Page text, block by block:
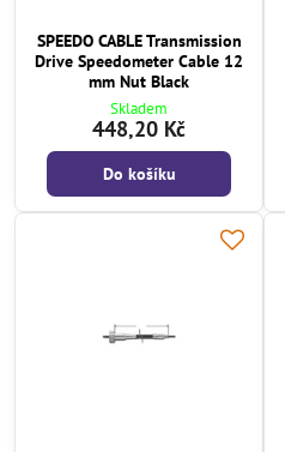
SPEEDO CABLE Transmission
Drive Speedometer Cable 12
mm Nut Black
Skladem
448,20 Kč
Do košíku